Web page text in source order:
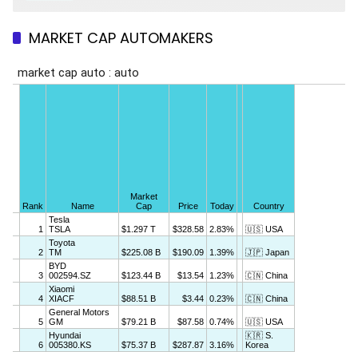
MARKET CAP AUTOMAKERS